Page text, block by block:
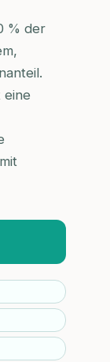
% der
eine